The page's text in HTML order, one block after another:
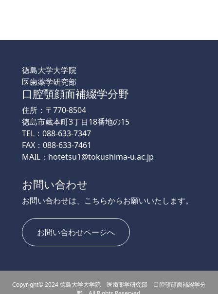
徳島大学大学院
医歯薬学研究部
口腔顎顔面補綴学分野
住所：〒770-8504
徳島市蔵本町3丁目18番地の15
TEL：088-633-7347
FAX：088-633-7461
MAIL：hotetsu1@tokushima-u.ac.jp
お問い合わせ
お問い合わせは、こちらからお願いいたします。
お問い合わせページへ
Copyright© 2024 徳島大学大学院 医歯薬学研究部 口腔顎顔面補綴学分